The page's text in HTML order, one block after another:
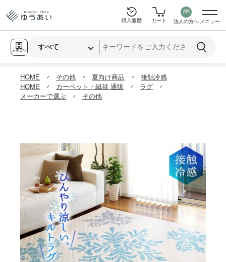
カテゴリ
購入履歴 カート 法人の方へ メニュー
HOME その他 夏向け商品
接触冷感
HOME
カーペット・絨毯 通販
ラグ
メーカーで選ぶ
その他